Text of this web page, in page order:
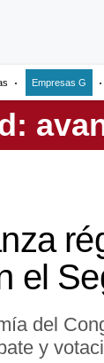
Empresas G
el
del
y